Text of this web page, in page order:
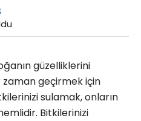
güzelliklerini
geçirmek için
sulamak, onların
Bitkilerinizi